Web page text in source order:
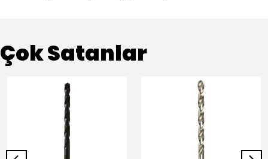
Çok Satanlar